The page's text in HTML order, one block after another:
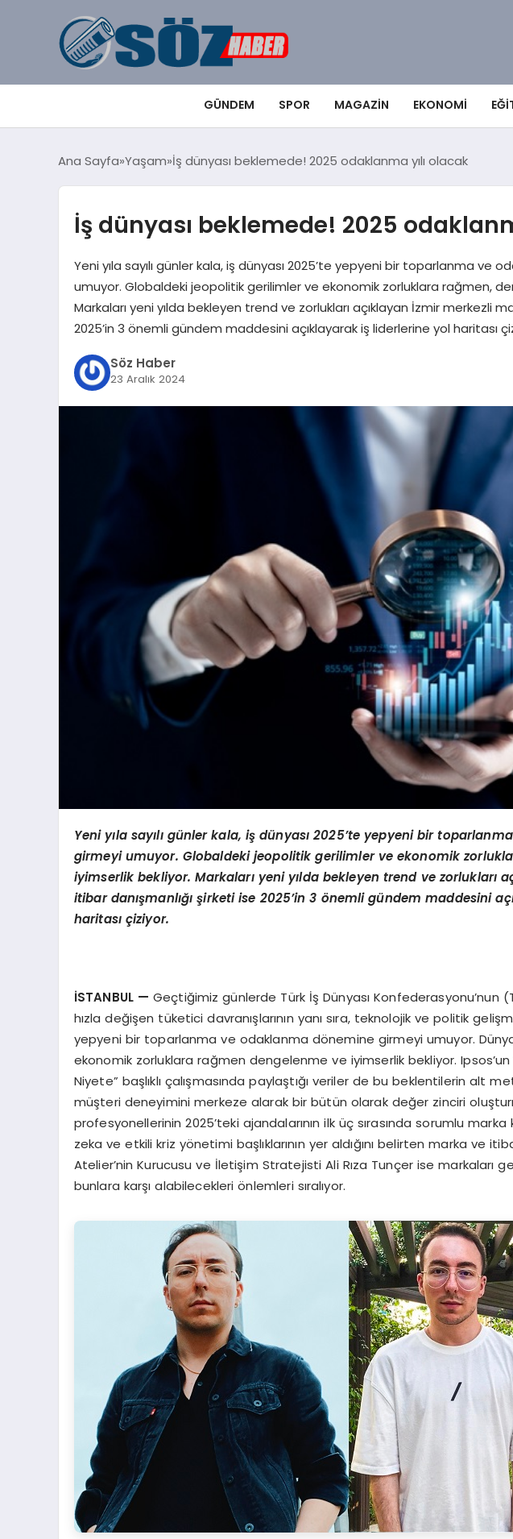
GÜNDEM SPOR MAGAZIN EKONOMI
Ana Sayfa Yaşam İş dünyası beklemede! 2025 odaklanma yılı olacak
İş dünyası beklemede! 2025
Yeni yıla sayılı günler kala, iş dünyası 2025’te yepyeni bir toparlanma ve
umuyor. Globaldeki jeopolitik gerilimler ve ekonomik zorluklara rağmen,
Markaları yeni yılda bekleyen trend ve zorlukları açıklayan İzmir merkezli
2025’in 3 önemli gündem maddesini açıklayarak iş liderlerine yol haritası
Söz Haber
23 Aralık 2024
Yeni yıla sayılı günler kala, iş dünyası 2025’te yepyeni bir
girmeyi umuyor. Globaldeki jeopolitik gerilimler ve ekonomik
iyimserlik bekliyor. Markaları yeni yılda bekleyen trend ve zorlukları
itibar danışmanlığı şirketi ise 2025’in 3 önemli gündem maddesini
haritası çiziyor.
İSTANBUL — Geçtiğimiz günlerde Türk İş Dünyası Konfederasyonu’nun
hızla değişen tüketici davranışlarının yanı sıra, teknolojik ve politik
yepyeni bir toparlanma ve odaklanma dönemine girmeyi umuyor.
ekonomik zorluklara rağmen dengelenme ve iyimserlik bekliyor. Ipsos’un
Niyete” başlıklı çalışmasında paylaştığı veriler de bu beklentilerin alt
müşteri deneyimini merkeze alarak bir bütün olarak değer zinciri
profesyonellerinin 2025’teki ajandalarının ilk üç sırasında sorumlu
zeka ve etkili kriz yönetimi başlıklarının yer aldığını belirten marka ve
Atelier’nin Kurucusu ve İletişim Stratejisti Ali Rıza Tunçer ise markaları
bunlara karşı alabilecekleri önlemleri sıralıyor.